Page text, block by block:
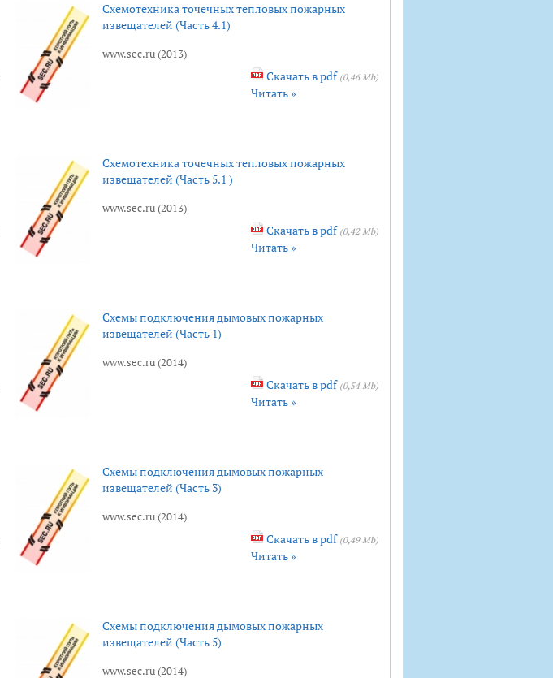
Схемотехника точечных тепловых пожарных
извещателей (Часть 4.1)
www.sec.ru (2013)
Скачать в pdf (0,46 Mb)
Читать »
Схемотехника точечных тепловых пожарных
извещателей (Часть 5.1 )
www.sec.ru (2013)
Скачать в pdf (0,42 Mb)
Читать »
Схемы подключения дымовых пожарных
извещателей (Часть 1)
www.sec.ru (2014)
Скачать в pdf (0,54 Mb)
Читать »
Схемы подключения дымовых пожарных
извещателей (Часть 3)
www.sec.ru (2014)
Скачать в pdf (0,49 Mb)
Читать »
Схемы подключения дымовых пожарных
извещателей (Часть 5)
www.sec.ru (2014)